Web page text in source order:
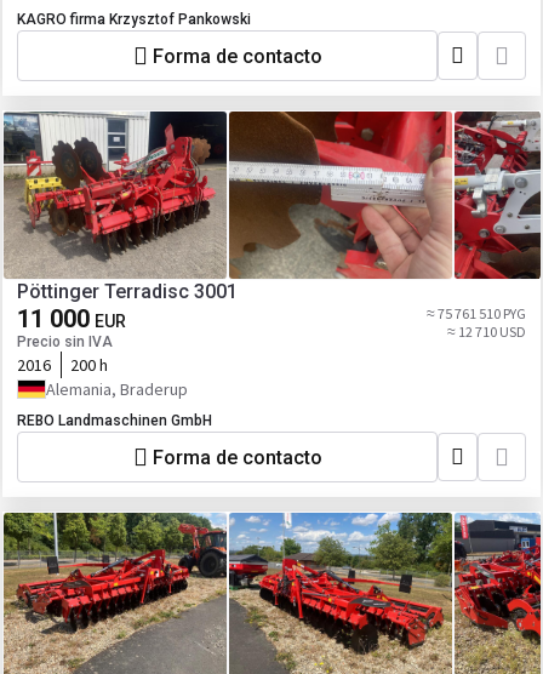
KAGRO firma Krzysztof Pankowski
Forma de contacto
Pöttinger Terradisc 3001
11 000 EUR
Precio sin IVA
≈ 75 761 510 PYG
≈ 12 710 USD
2016
200 h
Alemania, Braderup
REBO Landmaschinen GmbH
Forma de contacto